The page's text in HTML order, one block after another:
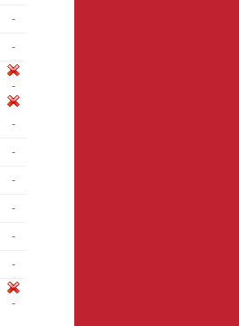
-
-
-
-
-
-
-
-
-
-